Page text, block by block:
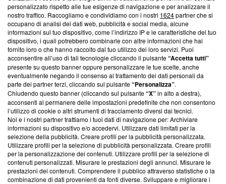
Questa sezione offre informazioni trasparenti su Blasting
News, sui nostri processi editoriali e su come ci impegniamo a
creare news di qualità. Inoltre, afferma la nostra aderenza a
‘Trust Project - News with Integrity’Blasting News non è
ancora membro del programma, ma ha richiesto di farne
parte; Trust Project non ha ancora effettuato una verifica di
conformità agli standard.
Su di noi
Team editoriale
Corporate
Redazione
Informativa Privacy
Cookie Policy
personalizzato rispetto alle tue esigenze di navigazione e per analizzare il
nostro traffico. Raccogliamo e condividiamo con i nostri 1624partner che si
occupano di analisi dei dati web, pubblicità e social media, alcune
informazioni sul tuo dispositivo, come l’indirizzo IP e le caratteristiche del tuo
dispositivo, i quali potrebbero combinarle con altre informazioni che hai
fornito loro o che hanno raccolto dal tuo utilizzo dei loro servizi. Puoi
acconsentire all’uso di tali tecnologie cliccando il pulsante“Accetta tutti”
presente su questo banner oppure personalizzare le tue scelte, anche
eventualmente negando il consenso al trattamento dei dati personali da
parte dei partner terzi, cliccando sul pulsante“Personalizza”.
Chiudendo questo banner (cliccando sul pulsante“X”in alto a destra),
acconsenti al permanere delle impostazioni predefinite che non consentono
l’utilizzo di cookie o altri strumenti di tracciamento diversi dai tecnici.
Noi e i nostri partner trattiamo i tuoi dati di navigazione per: Archiviare
informazioni su dispositivo e/o accedervi. Utilizzare dati limitati per la
selezione della pubblicità. Creare profili per la pubblicità personalizzata.
Utilizzare profili per la selezione di pubblicità personalizzata. Creare profili
per la personalizzazione dei contenuti. Utilizzare profili per la selezione di
contenuti personalizzati. Misurare le prestazioni degli annunci. Misurare le
prestazioni dei contenuti. Comprendere il pubblico attraverso statistiche o la
combinazione di dati provenienti da fonti diverse. Sviluppare e migliorare i